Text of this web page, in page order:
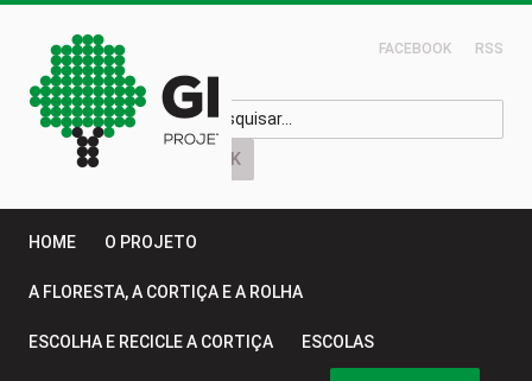
FACEBOOK RSS
HOME O PROJETO
A FLORESTA, A CORTIÇA E A ROLHA
ESCOLHA E RECICLE A CORTIÇA ESCOLAS